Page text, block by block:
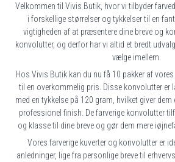
Velkommen til Vivis Butik, hvor vi tilbyder
i forskellige størrelser og tykkelser til en
vigtigheden af ​​at præsentere dine breve og
konvolutter, og derfor har vi altid et bredt
vælge imellem.
Hos Vivis Butik kan du nu få 10 pakker af
til en overkommelig pris. Disse konvolutter er
med en tykkelse på 120 gram, hvilket giver
professionel finish. De farverige konvolutter
og klasse til dine breve og gør dem mere
Vores farverige kuverter og konvolutter er
anledninger, lige fra personlige breve til